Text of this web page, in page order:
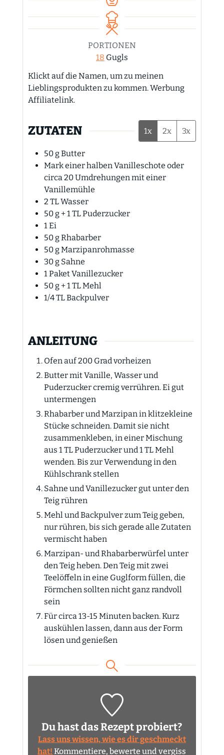
PORTIONEN
18 Gugls
Klickt auf die Namen, um zu meinen
Lieblingsprodukten zu kommen. Werbung
Affiliatelink.
ZUTATEN 1x 2x 3x
50gButter
Mark einer halben Vanilleschote oder
circa 20 Umdrehungen mit einer
Vanillemühle
2 TLWasser
50g+ 1 TL Puderzucker
1Ei
50gRhabarber
50gMarzipanrohmasse
30g Sahne
1Paket Vanillezucker
50g+ 1 TL Mehl
1/4TLBackpulver
ANLEITUNG
Ofen auf 200 Grad vorheizen
Butter mit Vanille, Wasser und
Puderzucker cremig verrühren. Ei gut
untermengen
Rhabarber und Marzipan in klitzekleine
Stücke schneiden. Damit sie nicht
zusammenkleben, in einer Mischung
aus 1 TL Puderzucker und 1 TL Mehl
wenden. Bis zur Verwendung in den
Kühlschrank stellen
Sahne und Vanillezucker gut unter den
Teig rühren
Mehl und Backpulver zum Teig geben,
nur rühren, bis sich gerade alle Zutaten
vermischt haben
Marzipan- und Rhabarberwürfel unter
den Teig heben. Den Teig mit zwei
Teelöffeln in eine Guglform füllen, die
Förmchen sollten nicht ganz randvoll
sein
Für circa 13-15 Minuten backen. Kurz
auskühlen lassen, dann aus der Form
lösen und genießen
Du hast das Rezept probiert?
Lass uns wissen, wie es dir geschmeckt
hat! Kommentiere, bewerte und vergiss